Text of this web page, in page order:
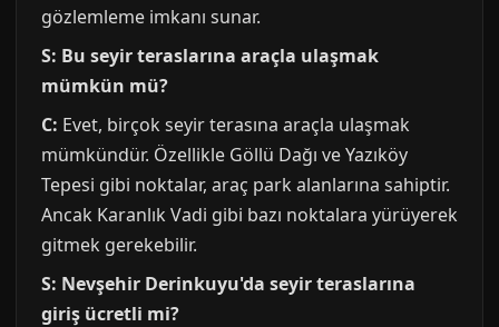
gözlemleme imkanı sunar.
S: Bu seyir teraslarına araçla ulaşmak
mümkün mü?
C: Evet, birçok seyir terasına araçla ulaşmak
mümkündür. Özellikle Göllü Dağı ve Yazıköy
Tepesi gibi noktalar, araç park alanlarına sahiptir.
Ancak Karanlık Vadi gibi bazı noktalara yürüyerek
gitmek gerekebilir.
S: Nevşehir Derinkuyu'da seyir teraslarına
giriş ücretli mi?